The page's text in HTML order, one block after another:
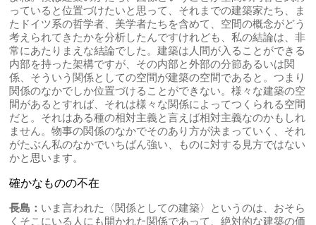
っていると位置づけたいと思って、それまでの建築家たち、ま
たドイツ系の哲学者、美学者たちを含めて、空間の概念がどう
考えられてきたかを分析したんですけれども、私の結論は、非
常にあたりまえな結論でした。建築は人間が入ることができる
内部を持った架構ですが、その内部と外部の分節あるいは関
係、そういう関係としての空間が建築の空間であると。つまり
関係のなかでしか位置づけることができない。様々な建築の空
間があるとすれば、それは様々な関係によってつくられる空間
だと。それはある種の相対主義と言えば相対主義なのかもしれ
ません。物事の関係のなかでそのあり方が決まっていく、それ
がたぶん私のなかでいちばん強い、ものに対する見方ではない
かと思います。
確かなものの不在
長島： いま言われた〈関係としての建築〉というのは、おそら
くそこにいる人にも開かれた関係であって、絶対的な建築の価